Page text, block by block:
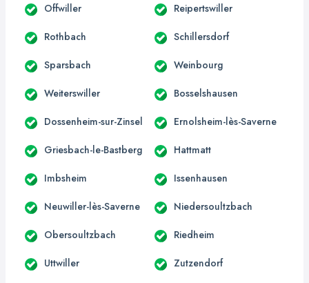
Offwiller Reipertswiller
Rothbach Schillersdorf
Sparsbach Weinbourg
Weiterswiller Bosselshausen
Dossenheim-sur-Zinsel Ernolsheim-lès-Saverne
Griesbach-le-Bastberg Hattmatt
Imbsheim Issenhausen
Neuwiller-lès-Saverne Niedersoultzbach
Obersoultzbach Riedheim
Uttwiller Zutzendorf